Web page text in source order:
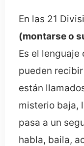
En las 21
(montarse o
Es el
pueden
están
misterio baja,
pasa a un
habla, baila,